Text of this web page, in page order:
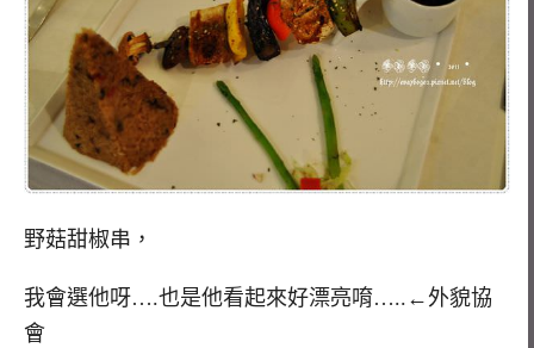
野菇甜椒串，
我會選他呀….也是他看起來好漂亮唷…..←外貌協
會